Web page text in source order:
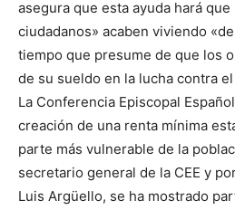
asegura que esta ayuda hará
ciudadanos» acaben viviendo
tiempo que presume de que los
de su sueldo en la lucha contra
La Conferencia Episcopal
creación de una renta mínima
parte más vulnerable de la
secretario general de la CEE y
Luis Argüello, se ha mostrado